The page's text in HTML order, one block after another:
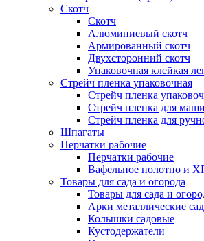
Скотч
Скотч
Алюминиевый скотч
Армированный скотч
Двухсторонний скотч
Упаковочная клейкая
Стрейч пленка упаковочная
Стрейч пленка
Стрейч пленка для
Стрейч пленка для
Шпагаты
Перчатки рабочие
Перчатки рабочие
Вафельное полотно и
Товары для сада и огорода
Товары для сада и
Арки металлические
Колышки садовые
Кустодержатели